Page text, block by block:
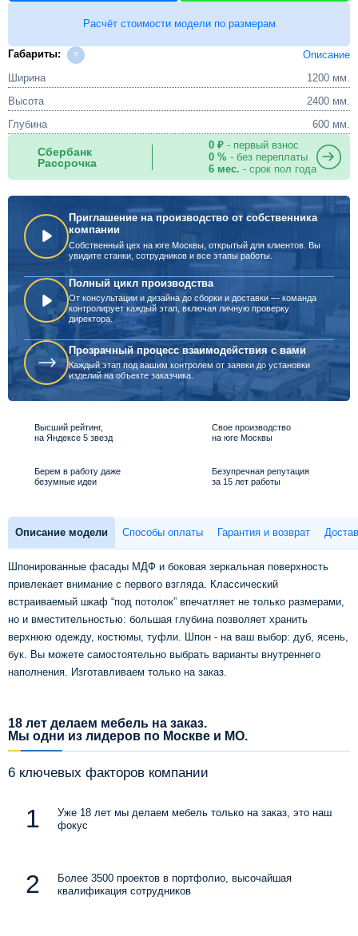
Расчёт стоимости модели по размерам
Габариты:
Описание
Ширина
1200 мм.
Высота
2400 мм.
Глубина
600 мм.
Сбербанк
Рассрочка
0 ₽- первый взнос
0 %- без переплаты
6 мес. - срок пол года
Приглашение на производство от собственника
компании
Собственный цех на юге Москвы, открытый для клиентов. Вы
увидите станки, сотрудников и все этапы работы.
Полный цикл производства
От консультации и дизайна до сборки и доставки — команда
контролирует каждый этап, включая личную проверку
директора.
Прозрачный процесс взаимодействия с вами
Каждый этап под вашим контролем от заявки до установки
изделий на объекте заказчика.
Высший рейтинг,
на Яндексе 5 звезд
Свое производство
на юге Москвы
Берем в работу даже
безумные идеи
Безупречная репутация
за 15 лет работы
Описание модели Способы оплаты Гарантия и возврат
Шпонированные фасады МДФ и боковая зеркальная поверхность
привлекает внимание с первого взгляда. Классический
встраиваемый шкаф “под потолок” впечатляет не только размерами,
но и вместительностью: большая глубина позволяет хранить
верхнюю одежду, костюмы, туфли. Шпон - на ваш выбор: дуб, ясень,
бук. Вы можете самостоятельно выбрать варианты внутреннего
наполнения. Изготавливаем только на заказ.
18 лет делаем мебель на заказ.
Мы одни из лидеров по Москве и МО.
6 ключевых факторов компании
Уже 18 лет мы делаем мебель только на заказ, это наш
фокус
Более 3500 проектов в портфолио, высочайшая
квалификация сотрудников